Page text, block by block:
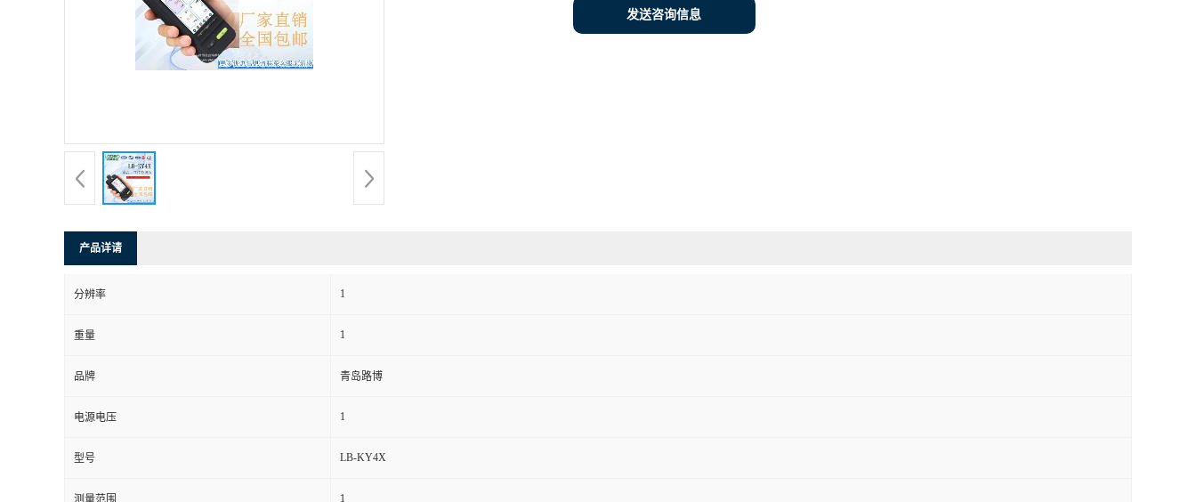
发送咨询信息
产品详请
分辨率 1
重量 1
品牌 青岛路博
电源电压 1
型号 LB-KY4X
测量范围 1